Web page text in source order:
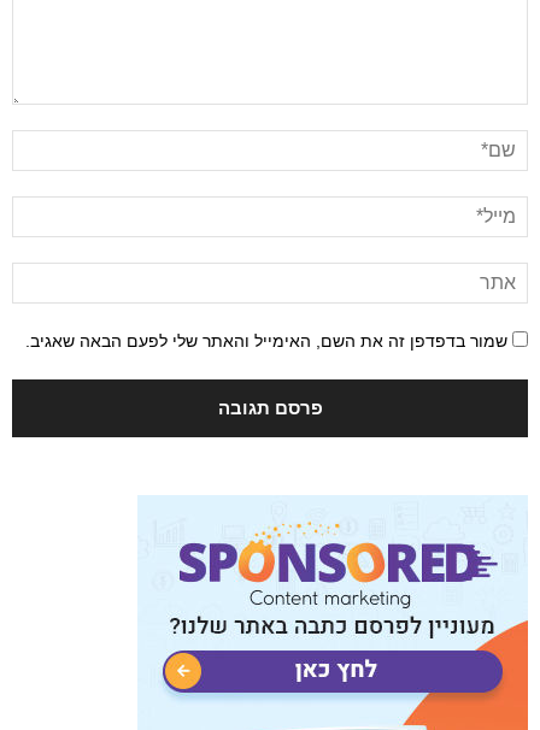
שמור בדפדפן זה את השם, האימייל והאתר שלי לפעם הבאה שאגיב.